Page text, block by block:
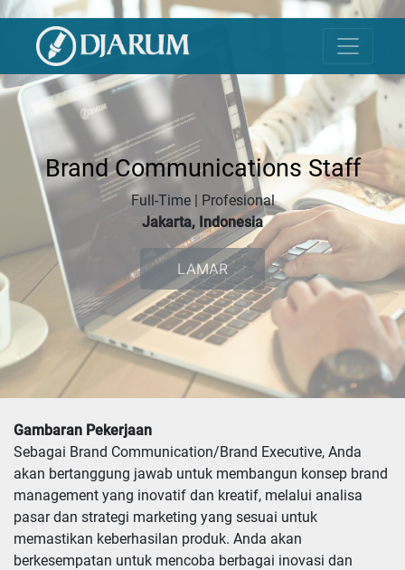
Brand Communications Staff
Full-Time | Profesional
Jakarta, Indonesia
LAMAR
Gambaran Pekerjaan
Sebagai Brand Communication/Brand Executive, Anda
akan bertanggung jawab untuk membangun konsep brand
management yang inovatif dan kreatif, melalui analisa
pasar dan strategi marketing yang sesuai untuk
memastikan keberhasilan produk. Anda akan
berkesempatan untuk mencoba berbagai inovasi dan